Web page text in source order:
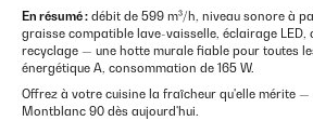
En résumé : débit de 599 m³/h, niveau sonore à
graisse compatible lave-vaisselle, éclairage LED,
recyclage — une hotte murale fiable pour toutes
énergétique A, consommation de 165 W.
Offrez à votre cuisine la fraîcheur qu'elle mérite
Montblanc 90 dès aujourd'hui.